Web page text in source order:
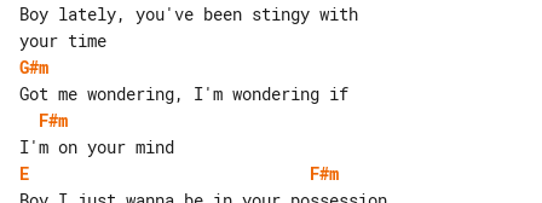
Boy lately, you've been stingy with
G#m
F#m
E
F#m